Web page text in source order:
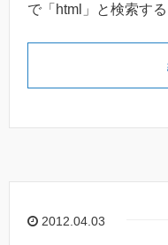
で「html」と検索す
2012.04.03